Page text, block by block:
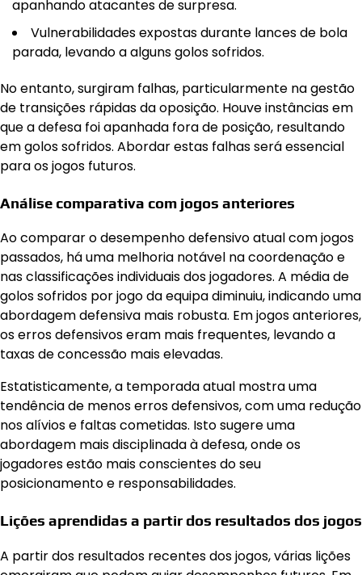
apanhando atacantes de surpresa.
Vulnerabilidades expostas durante lances de bola
parada, levando a alguns golos sofridos.
No entanto, surgiram falhas, particularmente na gestão
de transições rápidas da oposição. Houve instâncias em
que a defesa foi apanhada fora de posição, resultando
em golos sofridos. Abordar estas falhas será essencial
para os jogos futuros.
Análise comparativa com jogos anteriores
Ao comparar o desempenho defensivo atual com jogos
passados, há uma melhoria notável na coordenação e
nas classificações individuais dos jogadores. A média de
golos sofridos por jogo da equipa diminuiu, indicando uma
abordagem defensiva mais robusta. Em jogos anteriores,
os erros defensivos eram mais frequentes, levando a
taxas de concessão mais elevadas.
Estatisticamente, a temporada atual mostra uma
tendência de menos erros defensivos, com uma redução
nos alívios e faltas cometidas. Isto sugere uma
abordagem mais disciplinada à defesa, onde os
jogadores estão mais conscientes do seu
posicionamento e responsabilidades.
Lições aprendidas a partir dos resultados dos jogos
A partir dos resultados recentes dos jogos, várias lições